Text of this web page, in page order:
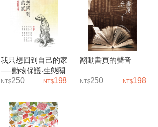
我只想回到自己的家
──動物保護‧生態關
懷文選
250 198
翻動書頁的聲音
250 198